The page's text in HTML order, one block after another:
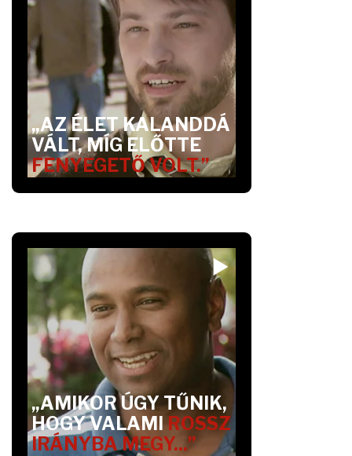
„AZ ÉLET KALANDDÁ
VÁLT, MÍG ELŐTTE
FENYEGETŐ VOLT.”
„AMIKOR ÚGY TŰNIK,
HOGY VALAMIROSSZ
IRÁNYBA MEGY...”